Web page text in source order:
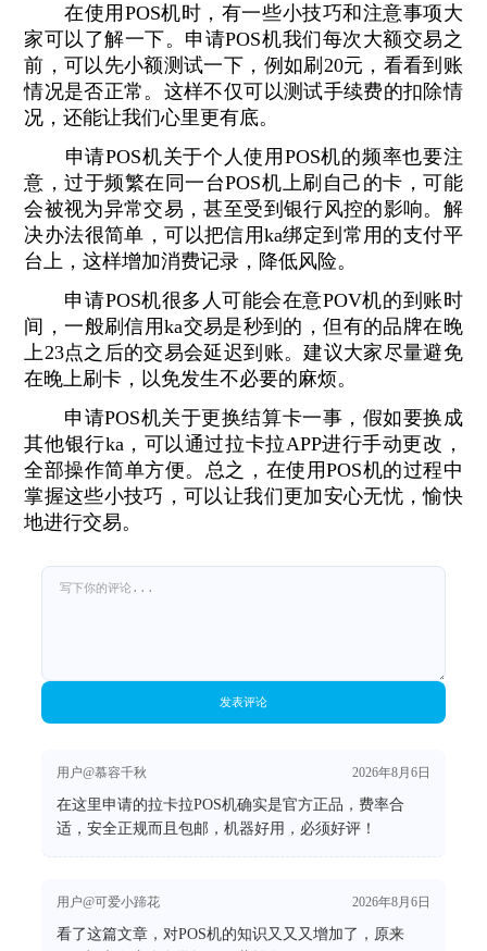
在使用POS机时，有一些小技巧和注意事项大
家可以了解一下。申请POS机我们每次大额交易之
前，可以先小额测试一下，例如刷20元，看看到账
情况是否正常。这样不仅可以测试手续费的扣除情
况，还能让我们心里更有底。
申请POS机关于个人使用POS机的频率也要注
意，过于频繁在同一台POS机上刷自己的卡，可能
会被视为异常交易，甚至受到银行风控的影响。解
决办法很简单，可以把信用ka绑定到常用的支付平
台上，这样增加消费记录，降低风险。
申请POS机很多人可能会在意POV机的到账时
间，一般刷信用ka交易是秒到的，但有的品牌在晚
上23点之后的交易会延迟到账。建议大家尽量避免
在晚上刷卡，以免发生不必要的麻烦。
申请POS机关于更换结算卡一事，假如要换成
其他银行ka，可以通过拉卡拉APP进行手动更改，
全部操作简单方便。总之，在使用POS机的过程中
掌握这些小技巧，可以让我们更加安心无忧，愉快
地进行交易。
发表评论
用户@慕容千秋 2026年8月6日
在这里申请的拉卡拉POS机确实是官方正品，费率合
适，安全正规而且包邮，机器好用，必须好评！
用户@可爱小蹄花 2026年8月6日
看了这篇文章，对POS机的知识又又又增加了，原来